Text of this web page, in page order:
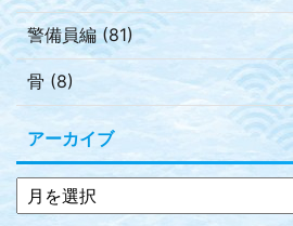
警備員編 (81)
骨 (8)
アーカイブ